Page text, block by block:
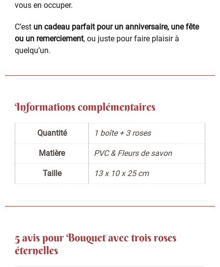
vous en occuper.
C’est un cadeau parfait pour un anniversaire, une fête
ou un remerciement, ou juste pour faire plaisir à
quelqu’un.
Informations complémentaires
Quantité 1 boîte + 3 roses
Matière PVC & Fleurs de savon
Taille 13 x 10 x 25 cm
5 avis pourBouquet avec trois roses
éternelles